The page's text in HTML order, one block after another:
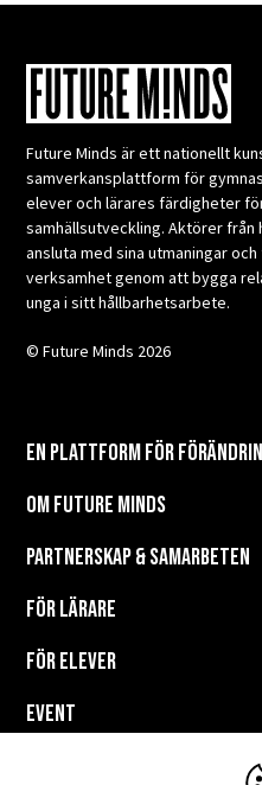
Future Minds är ett nationellt
samverkansplattform för
elever och lärares färdigheter
samhällsutveckling. Aktörer från
ansluta med sina utmaningar
verksamhet genom att bygga
unga i sitt hållbarhetsarbete.
© Future Minds 2026
En plattform för
Om Future Minds
Partnerskap & Samarbeten
För lärare
För elever
EVENT